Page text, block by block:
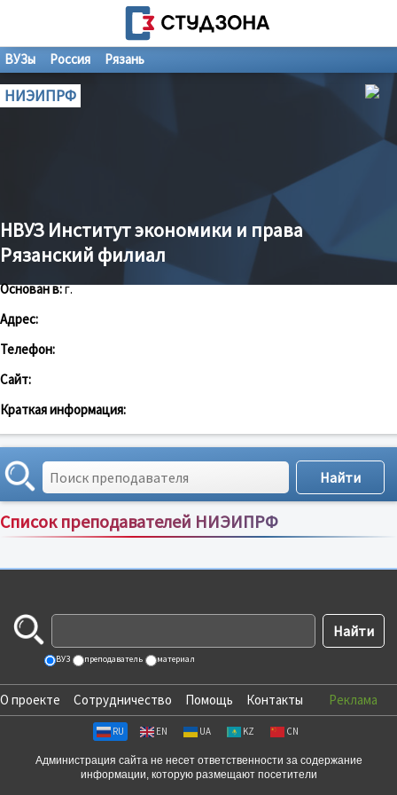
ВУЗы Россия Рязань
НИЭИПРФ
НВУЗ Институт экономики и права
Рязанский филиал
Основан в:г.
Адрес:
Телефон:
Сайт:
Краткая информация:
Список преподавателей НИЭИПРФ
Сортировка по:имени;рейтингу;отзывам
ВУЗ преподаватель материал
О проекте Сотрудничество Помощь Контакты Реклама
RU EN UA KZ CN
Администрация сайта не несет ответственности за содержание
информации, которую размещают посетители